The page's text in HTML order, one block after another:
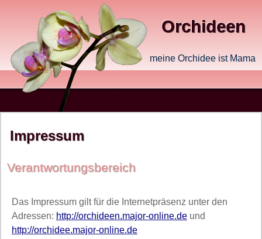
Orchideen
meine Orchidee ist Mama
Impressum
Verantwortungsbereich
Das Impressum gilt für die Internetpräsenz unter den
Adressen: http://orchideen.major-online.de und
http://orchidee.major-online.de